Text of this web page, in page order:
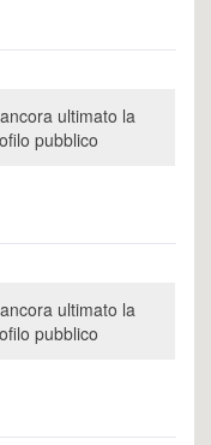
ultimato la
pubblico
ultimato la
pubblico